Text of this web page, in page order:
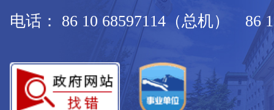
电话： 86 10 68597114（总机） 86